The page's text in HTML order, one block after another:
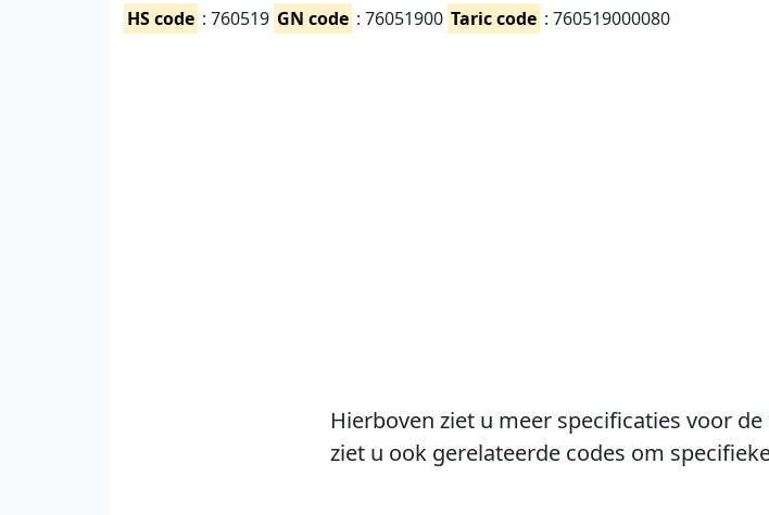
HS code : 760519 GN code : 76051900 Taric code : 760519000080
Hierboven ziet u meer specificaties voor
ziet u ook gerelateerde codes om